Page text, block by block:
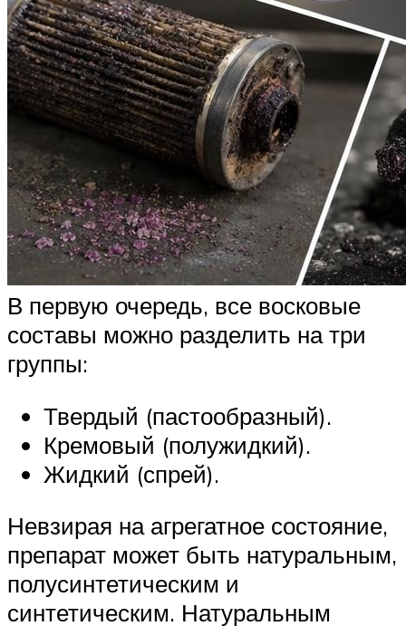
В первую очередь, все восковые
составы можно разделить на три
группы:
Твердый (пастообразный).
Кремовый (полужидкий).
Жидкий (спрей).
Невзирая на агрегатное состояние,
препарат может быть натуральным,
полусинтетическим и
синтетическим. Натуральным